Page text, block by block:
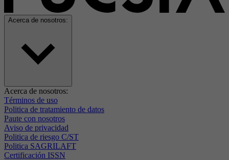
Acerca de nosotros:
Acerca de nosotros:
Términos de uso
Politica de tratamiento de datos
Paute con nosotros
Aviso de privacidad
Politica de riesgo C/ST
Politica SAGRILAFT
Certificación ISSN